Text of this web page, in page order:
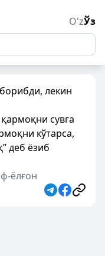
O'zЎз
лекин
сувга
кўтарса,
деб ёзиб
ёлғон